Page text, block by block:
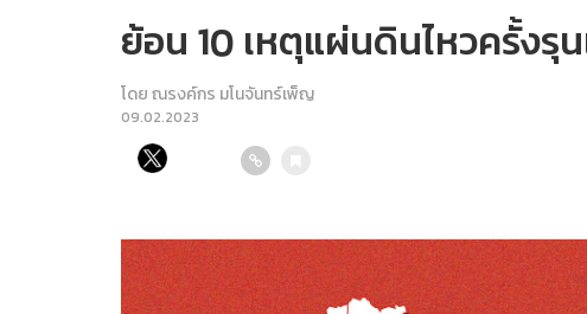
ย้อน 10 เหตุแผ่นดินไหวครั้งรุ
โดยณรงค์กร มโนจันทร์เพ็ญ
09.02.2023